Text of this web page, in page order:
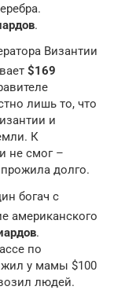
.
Византии
$169
лишь то, что
и
К
не смог –
долго.
богач с
американского
.
по
у мамы $100
людей.